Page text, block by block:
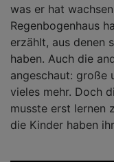
was er hat
Regenbogenhaus
erzählt, aus denen
haben. Auch die
angeschaut: große
vieles mehr. Doch
musste erst lernen
die Kinder haben